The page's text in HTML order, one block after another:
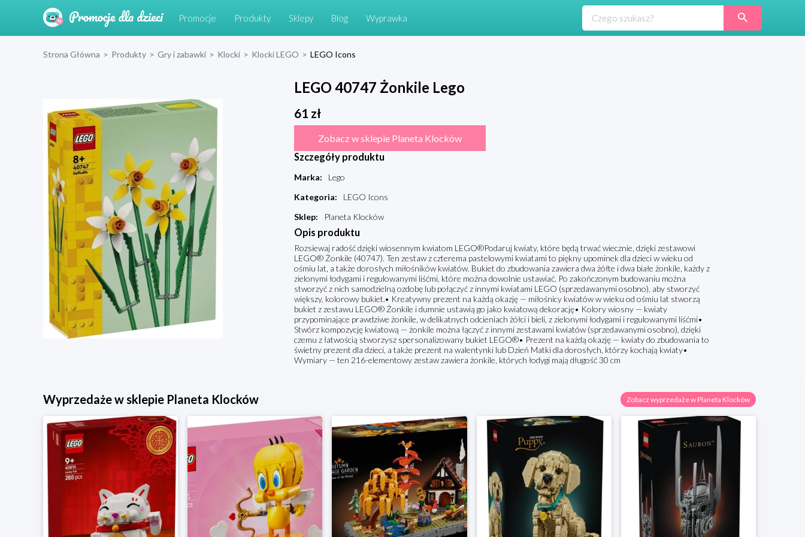
Promocje Produkty Sklepy Blog Wyprawka
Strona Główna > Produkty > Gry i zabawki > Klocki > Klocki LEGO > LEGO Icons
LEGO 40747 Żonkile Lego
61 zł
Zobacz w sklepie Planeta Klocków
Szczegóły produktu
Marka:
Lego
Kategoria:
LEGO Icons
Sklep: Planeta Klocków
Opis produktu
Rozsiewaj radość dzięki wiosennym kwiatom LEGO®Podaruj kwiaty, które będą trwać wiecznie, dzięki zestawowi
LEGO® Żonkile (40747). Ten zestaw z czterema pastelowymi kwiatami to piękny upominek dla dzieci w wieku od
ośmiu lat, a także dorosłych miłośników kwiatów. Bukiet do zbudowania zawiera dwa żółte i dwa białe żonkile, każdy z
zielonymi łodygami i regulowanymi liśćmi, które można dowolnie ustawiać. Po zakończonym budowaniu można
stworzyć z nich samodzielną ozdobę lub połączyć z innymi kwiatami LEGO (sprzedawanymi osobno), aby stworzyć
większy, kolorowy bukiet.• Kreatywny prezent na każdą okazję — miłośnicy kwiatów w wieku od ośmiu lat stworzą
bukiet z zestawu LEGO® Żonkile i dumnie ustawią go jako kwiatową dekorację• Kolory wiosny — kwiaty
przypominające prawdziwe żonkile, w delikatnych odcieniach żółci i bieli, z zielonymi łodygami i regulowanymi liśćmi•
Stwórz kompozycję kwiatową — żonkile można łączyć z innymi zestawami kwiatów (sprzedawanymi osobno), dzięki
czemu z łatwością stworzysz spersonalizowany bukiet LEGO®• Prezent na każdą okazję — kwiaty do zbudowania to
świetny prezent dla dzieci, a także prezent na walentynki lub Dzień Matki dla dorosłych, którzy kochają kwiaty•
Wymiary — ten 216-elementowy zestaw zawiera żonkile, których łodygi mają długość 30 cm
Wyprzedaże w sklepie Planeta Klocków Zobacz wyprzedaże w Planeta Klocków